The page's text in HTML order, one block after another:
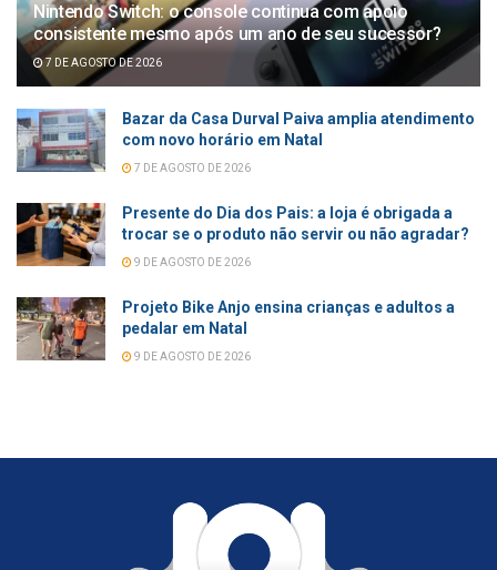
Nintendo Switch: o console continua com apoio
consistente mesmo após um ano de seu sucessor?
7 DE AGOSTO DE 2026
Bazar da Casa Durval Paiva amplia atendimento
com novo horário em Natal
7 DE AGOSTO DE 2026
Presente do Dia dos Pais: a loja é obrigada a
trocar se o produto não servir ou não agradar?
9 DE AGOSTO DE 2026
Projeto Bike Anjo ensina crianças e adultos a
pedalar em Natal
9 DE AGOSTO DE 2026